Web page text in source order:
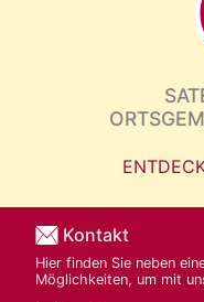
Kontakt
Hier finden Sie neben
Möglichkeiten, um mit